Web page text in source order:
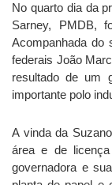
No quarto dia da
Sarney, PMDB,
Acompanhada do
federais João
resultado de um
importante polo
A vinda da
área e de
governadora e